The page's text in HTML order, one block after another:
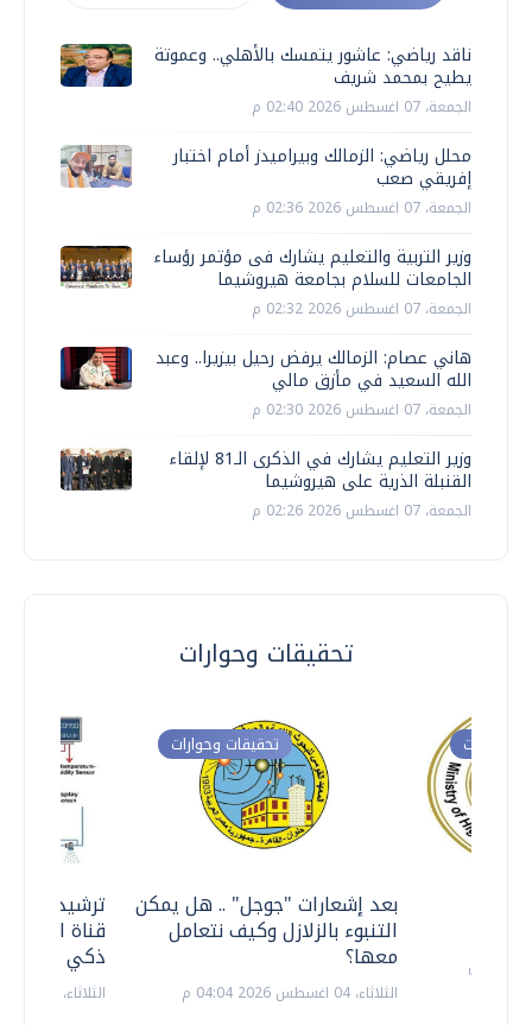
ناقد رياضي: عاشور يتمسك بالأهلي.. وعموتة
يطيح بمحمد شريف
الجمعة، 07 اغسطس 2026 02:40 م
محلل رياضي: الزمالك وبيراميدز أمام اختبار
إفريقي صعب
الجمعة، 07 اغسطس 2026 02:36 م
وزير التربية والتعليم يشارك فى مؤتمر رؤساء
الجامعات للسلام بجامعة هيروشيما
الجمعة، 07 اغسطس 2026 02:32 م
هاني عصام: الزمالك يرفض رحيل بيزيرا.. وعبد
الله السعيد في مأزق مالي
الجمعة، 07 اغسطس 2026 02:30 م
وزير التعليم يشارك في الذكرى الـ81 لإلقاء
القنبلة الذرية على هيروشيما
الجمعة، 07 اغسطس 2026 02:26 م
تحقيقات وحوارات
ترشيدا
قناة
ذكي
الثلاثاء، 14 يوليو 2026 06:11 م
تحقيقات وحوارات
بعد إشعارات "جوجل" .. هل يمكن
التنبوء بالزلازل وكيف نتعامل
معها؟
الثلاثاء، 04 اغسطس 2026 04:04 م
وحوارات